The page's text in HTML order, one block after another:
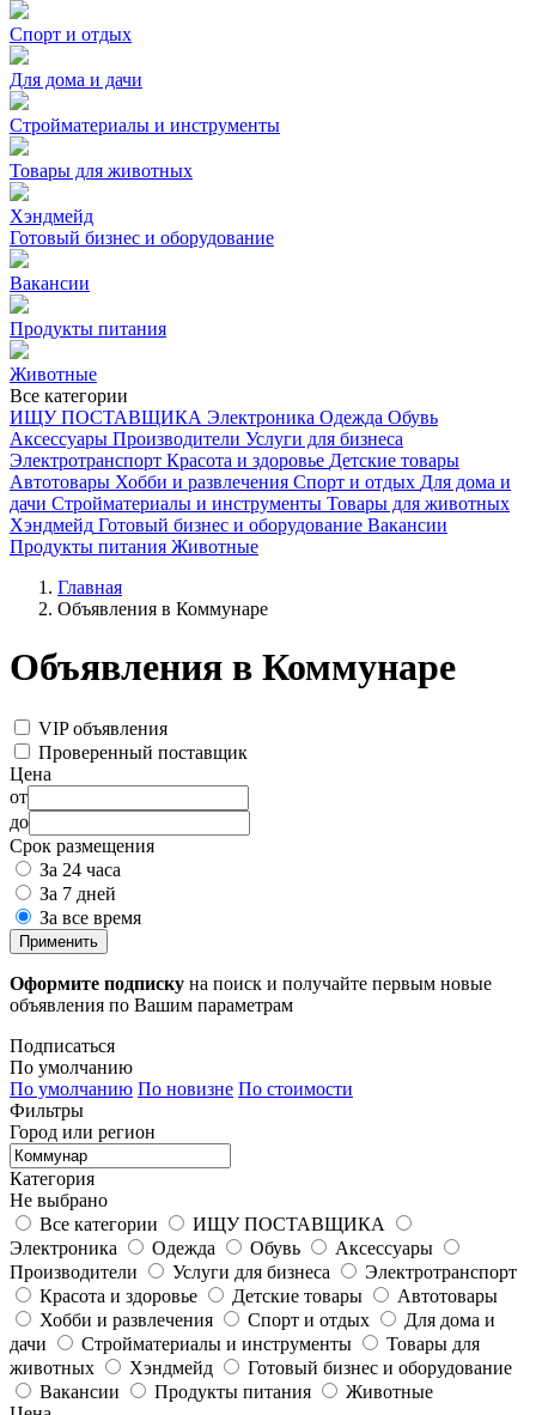
Спорт и отдых
Для дома и дачи
Стройматериалы и инструменты
Товары для животных
Хэндмейд
Готовый бизнес и оборудование
Вакансии
Продукты питания
Животные
Все категории
ИЩУ ПОСТАВЩИКА Электроника Одежда Обувь
Аксессуары Производители Услуги для бизнеса
Электротранспорт Красота и здоровье Детские товары
Автотовары Хобби и развлечения Спорт и отдых Для дома и
дачи Стройматериалы и инструменты Товары для животных
Хэндмейд Готовый бизнес и оборудование Вакансии
Продукты питания Животные
Главная
Объявления в Коммунаре
Объявления в Коммунаре
VIP объявления
Проверенный поставщик
Цена
от
до
Срок размещения
За 24 часа
За 7 дней
За все время
Применить
Оформите подписку на поиск и получайте первым новые
объявления по Вашим параметрам
Подписаться
По умолчанию
По умолчанию По новизне По стоимости
Фильтры
Город или регион
Категория
Не выбрано
Все категории
ИЩУ ПОСТАВЩИКА
Электроника
Одежда Обувь
Аксессуары
Производители
Услуги для бизнеса
Электротранспорт
Красота и здоровье
Детские товары
Автотовары
Хобби и развлечения
Спорт и отдых
Для дома и
дачи
Стройматериалы и инструменты
Товары для
животных
Хэндмейд
Готовый бизнес и оборудование
Вакансии
Продукты питания
Животные